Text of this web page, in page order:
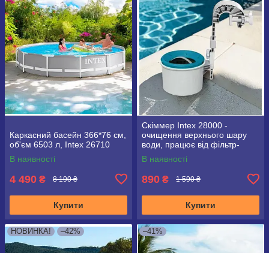
Каркасний басейн 366*76 см,
об'єм 6503 л, Intex 26710
В наявності
4 490 ₴ 8 190 ₴
Купити
Скіммер Intex 28000 -
очищення верхнього шару
води, працює від фільтр-
насоса 3785 л/год і вище,
довжина шланга 0.8 м
В наявності
890 ₴ 1 590 ₴
Купити
НОВИНКА! –42% –41%